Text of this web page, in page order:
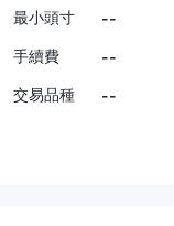
最小頭寸
--
手續費
--
交易品種
--